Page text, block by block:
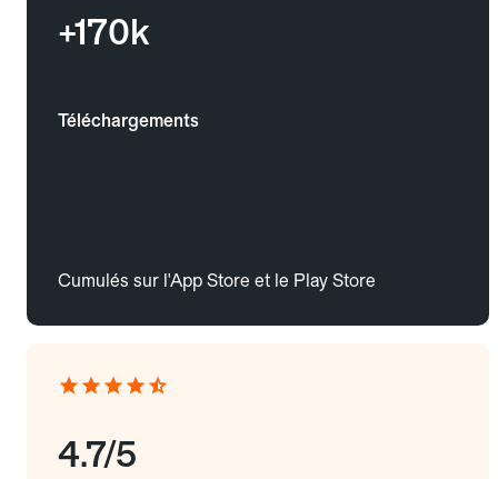
+170k
Téléchargements
Cumulés sur l'App Store et le Play Store
4.7/5